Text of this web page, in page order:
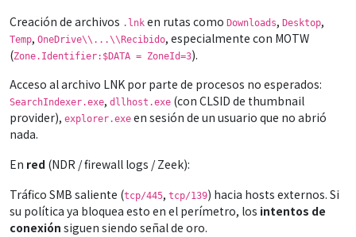
Creación de archivos .lnk en rutas como Downloads, Desktop,
Temp, OneDrive\\...\\Recibido, especialmente con MOTW
(Zone.Identifier:$DATA = ZoneId=3).
Acceso al archivo LNK por parte de procesos no esperados:
SearchIndexer.exe, dllhost.exe (con CLSID de thumbnail
provider), explorer.exe en sesión de un usuario que no abrió
nada.
En red (NDR / firewall logs / Zeek):
Tráfico SMB saliente (tcp/445, tcp/139) hacia hosts externos. Si
su política ya bloquea esto en el perímetro, los intentos de
conexión siguen siendo señal de oro.